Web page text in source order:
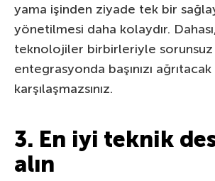
yama işinden ziyade tek bir
yönetilmesi daha kolaydır.
teknolojiler birbirleriyle sorunsuz
entegrasyonda başınızı
karşılaşmazsınız.
3. En iyi teknik
alın